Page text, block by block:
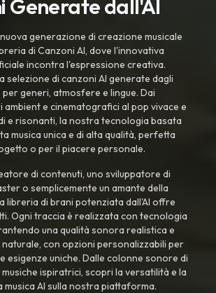
Generate dall'AI
generazione di creazione musicale
di Canzoni AI, dove l'innovativa
incontra l'espressione creativa.
selezione di canzoni AI generate dagli
per generi, atmosfere e lingue. Dai
ambient e cinematografici al pop vivace e
e risonanti, la nostra tecnologia basata
musica unica e di alta qualità, perfetta
o per il piacere personale.
di contenuti, uno sviluppatore di
o semplicemente un amante della
libreria di brani potenziata dall'AI offre
Ogni traccia è realizzata con tecnologia
una qualità sonora realistica e
con opzioni personalizzabili per
esigenze uniche. Dalle colonne sonore di
ispiratrici, scopri la versatilità e la
AI sulla nostra piattaforma.